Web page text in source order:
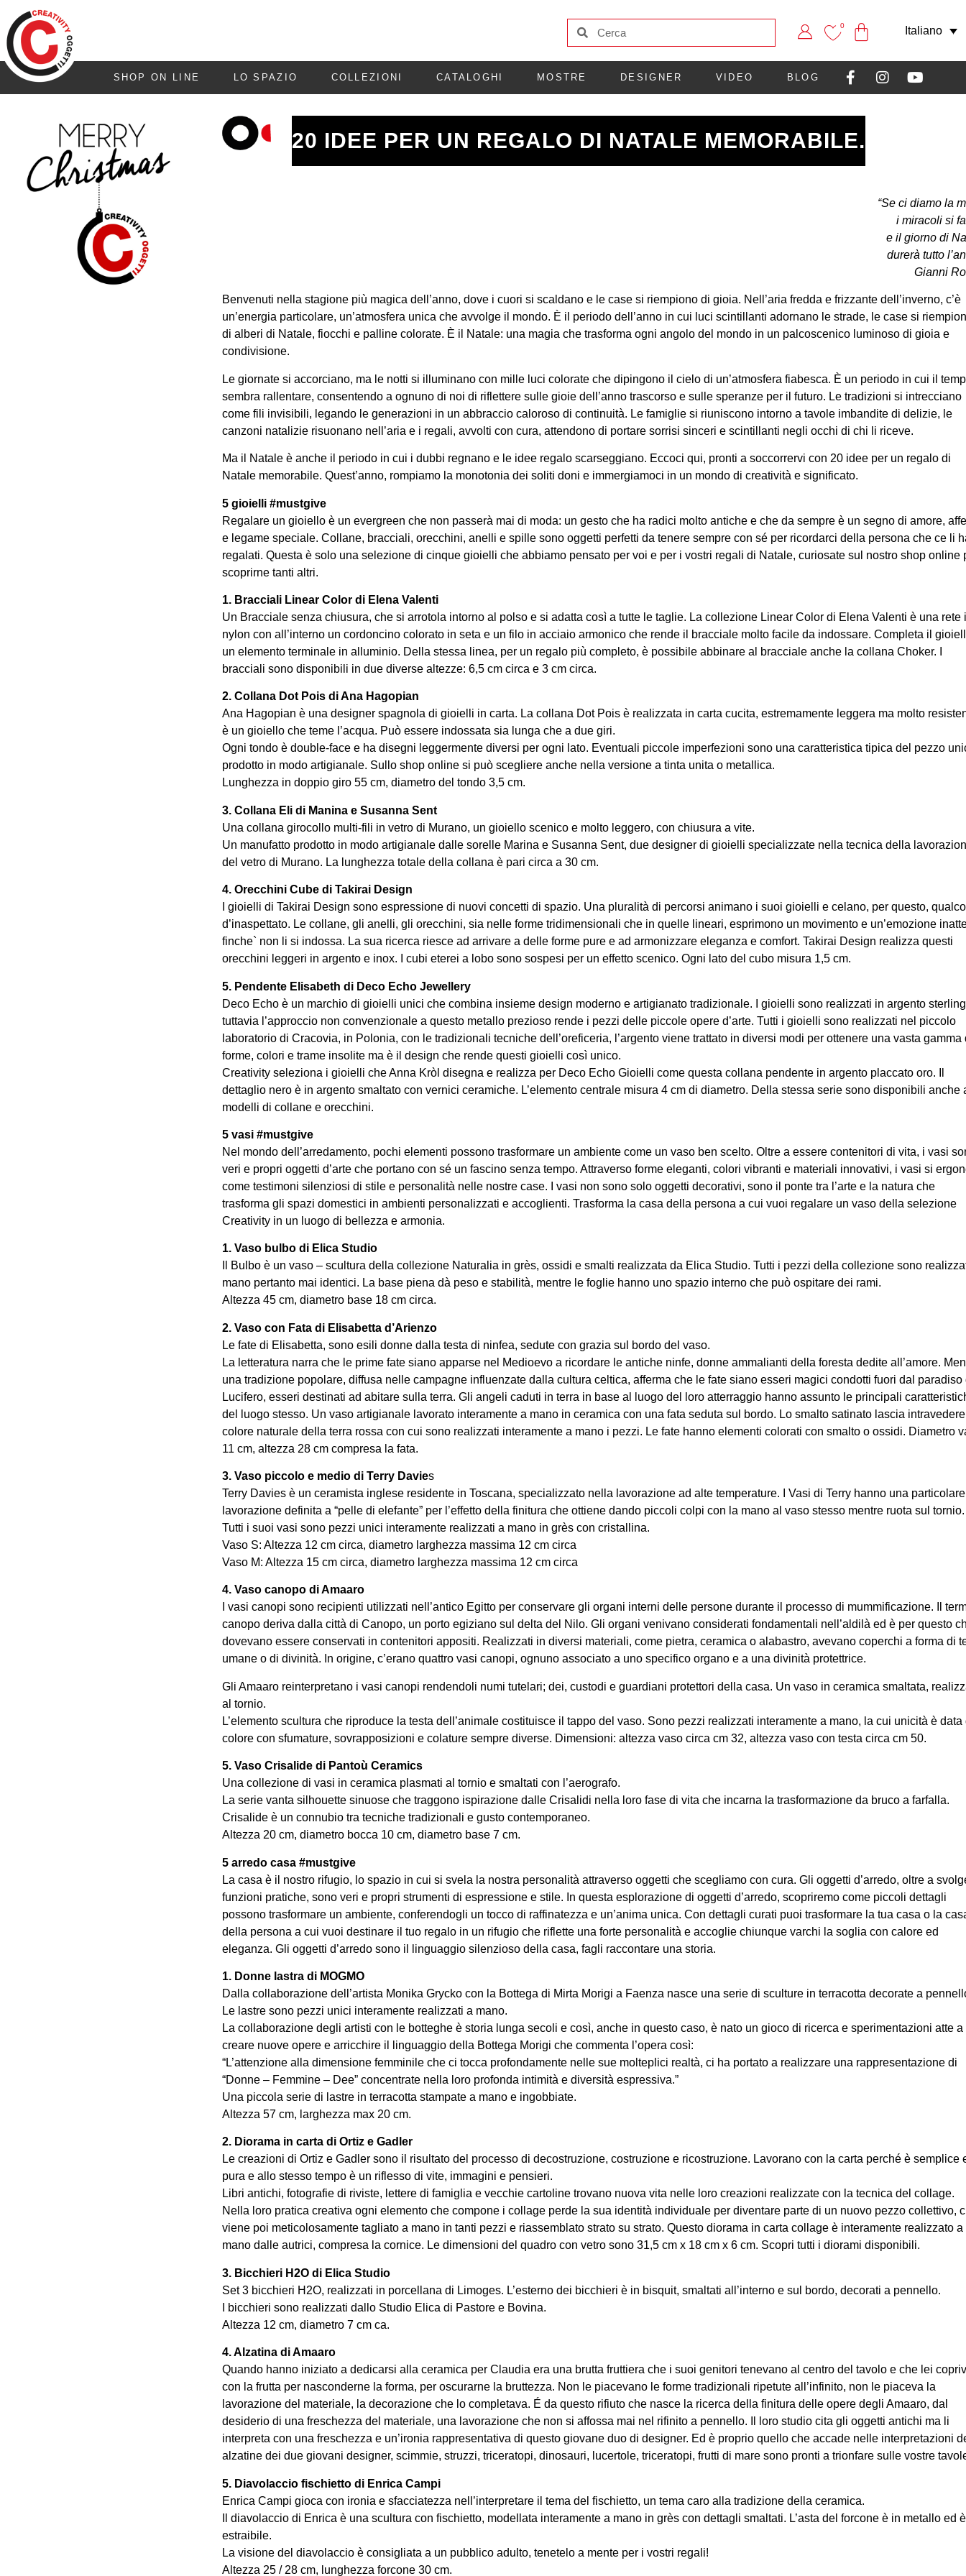
0 Italiano
SHOP ON LINE LO SPAZIO COLLEZIONI CATALOGHI MOSTRE DESIGNER VIDEO BLOG
20 IDEE PER UN REGALO DI NATALE MEMORABILE.
“Se ci diamo la
i miracoli si
e il giorno di
durerà tutto
Gianni
Benvenuti nella stagione più magica dell’anno, dove i cuori si scaldano e le case si riempiono di gioia. Nell’aria fredda e frizzante dell’inverno, c’è
un’energia particolare, un’atmosfera unica che avvolge il mondo. È il periodo dell’anno in cui luci scintillanti adornano le strade, le case si
di alberi di Natale, fiocchi e palline colorate. È il Natale: una magia che trasforma ogni angolo del mondo in un palcoscenico luminoso di gioia e
condivisione.
Le giornate si accorciano, ma le notti si illuminano con mille luci colorate che dipingono il cielo di un’atmosfera fiabesca. È un periodo in cui il
sembra rallentare, consentendo a ognuno di noi di riflettere sulle gioie dell’anno trascorso e sulle speranze per il futuro. Le tradizioni si intrecciano
come fili invisibili, legando le generazioni in un abbraccio caloroso di continuità. Le famiglie si riuniscono intorno a tavole imbandite di delizie, le
canzoni natalizie risuonano nell’aria e i regali, avvolti con cura, attendono di portare sorrisi sinceri e scintillanti negli occhi di chi li riceve.
Ma il Natale è anche il periodo in cui i dubbi regnano e le idee regalo scarseggiano. Eccoci qui, pronti a soccorrervi con 20 idee per un regalo di
Natale memorabile. Quest’anno, rompiamo la monotonia dei soliti doni e immergiamoci in un mondo di creatività e significato.
5 gioielli #mustgive
Regalare un gioiello è un evergreen che non passerà mai di moda: un gesto che ha radici molto antiche e che da sempre è un segno di amore,
e legame speciale. Collane, bracciali, orecchini, anelli e spille sono oggetti perfetti da tenere sempre con sé per ricordarci della persona che ce li
regalati. Questa è solo una selezione di cinque gioielli che abbiamo pensato per voi e per i vostri regali di Natale, curiosate sul nostro shop online
scoprirne tanti altri.
1. Bracciali Linear Color di Elena Valenti
Un Bracciale senza chiusura, che si arrotola intorno al polso e si adatta così a tutte le taglie. La collezione Linear Color di Elena Valenti è una rete
nylon con all’interno un cordoncino colorato in seta e un filo in acciaio armonico che rende il bracciale molto facile da indossare. Completa il
un elemento terminale in alluminio. Della stessa linea, per un regalo più completo, è possibile abbinare al bracciale anche la collana Choker. I
bracciali sono disponibili in due diverse altezze: 6,5 cm circa e 3 cm circa.
2. Collana Dot Pois di Ana Hagopian
Ana Hagopian è una designer spagnola di gioielli in carta. La collana Dot Pois è realizzata in carta cucita, estremamente leggera ma molto
è un gioiello che teme l’acqua. Può essere indossata sia lunga che a due giri.
Ogni tondo è double-face e ha disegni leggermente diversi per ogni lato. Eventuali piccole imperfezioni sono una caratteristica tipica del pezzo
prodotto in modo artigianale. Sullo shop online si può scegliere anche nella versione a tinta unita o metallica.
Lunghezza in doppio giro 55 cm, diametro del tondo 3,5 cm.
3. Collana Eli di Manina e Susanna Sent
Una collana girocollo multi-fili in vetro di Murano, un gioiello scenico e molto leggero, con chiusura a vite.
Un manufatto prodotto in modo artigianale dalle sorelle Marina e Susanna Sent, due designer di gioielli specializzate nella tecnica della
del vetro di Murano. La lunghezza totale della collana è pari circa a 30 cm.
4. Orecchini Cube di Takirai Design
I gioielli di Takirai Design sono espressione di nuovi concetti di spazio. Una pluralità di percorsi animano i suoi gioielli e celano, per questo,
d’inaspettato. Le collane, gli anelli, gli orecchini, sia nelle forme tridimensionali che in quelle lineari, esprimono un movimento e un’emozione
finche` non li si indossa. La sua ricerca riesce ad arrivare a delle forme pure e ad armonizzare eleganza e comfort. Takirai Design realizza questi
orecchini leggeri in argento e inox. I cubi eterei a lobo sono sospesi per un effetto scenico. Ogni lato del cubo misura 1,5 cm.
5. Pendente Elisabeth di Deco Echo Jewellery
Deco Echo è un marchio di gioielli unici che combina insieme design moderno e artigianato tradizionale. I gioielli sono realizzati in argento
tuttavia l’approccio non convenzionale a questo metallo prezioso rende i pezzi delle piccole opere d’arte. Tutti i gioielli sono realizzati nel piccolo
laboratorio di Cracovia, in Polonia, con le tradizionali tecniche dell’oreficeria, l’argento viene trattato in diversi modi per ottenere una vasta gamma
forme, colori e trame insolite ma è il design che rende questi gioielli così unico.
Creativity seleziona i gioielli che Anna Kròl disegna e realizza per Deco Echo Gioielli come questa collana pendente in argento placcato oro. Il
dettaglio nero è in argento smaltato con vernici ceramiche. L’elemento centrale misura 4 cm di diametro. Della stessa serie sono disponibili anche
modelli di collane e orecchini.
5 vasi #mustgive
Nel mondo dell’arredamento, pochi elementi possono trasformare un ambiente come un vaso ben scelto. Oltre a essere contenitori di vita, i vasi
veri e propri oggetti d’arte che portano con sé un fascino senza tempo. Attraverso forme eleganti, colori vibranti e materiali innovativi, i vasi si
come testimoni silenziosi di stile e personalità nelle nostre case. I vasi non sono solo oggetti decorativi, sono il ponte tra l’arte e la natura che
trasforma gli spazi domestici in ambienti personalizzati e accoglienti. Trasforma la casa della persona a cui vuoi regalare un vaso della selezione
Creativity in un luogo di bellezza e armonia.
1. Vaso bulbo di Elica Studio
Il Bulbo è un vaso – scultura della collezione Naturalia in grès, ossidi e smalti realizzata da Elica Studio. Tutti i pezzi della collezione sono
mano pertanto mai identici. La base piena dà peso e stabilità, mentre le foglie hanno uno spazio interno che può ospitare dei rami.
Altezza 45 cm, diametro base 18 cm circa.
2. Vaso con Fata di Elisabetta d’Arienzo
Le fate di Elisabetta, sono esili donne dalla testa di ninfea, sedute con grazia sul bordo del vaso.
La letteratura narra che le prime fate siano apparse nel Medioevo a ricordare le antiche ninfe, donne ammalianti della foresta dedite all’amore.
una tradizione popolare, diffusa nelle campagne influenzate dalla cultura celtica, afferma che le fate siano esseri magici condotti fuori dal paradiso
Lucifero, esseri destinati ad abitare sulla terra. Gli angeli caduti in terra in base al luogo del loro atterraggio hanno assunto le principali
del luogo stesso. Un vaso artigianale lavorato interamente a mano in ceramica con una fata seduta sul bordo. Lo smalto satinato lascia
colore naturale della terra rossa con cui sono realizzati interamente a mano i pezzi. Le fate hanno elementi colorati con smalto o ossidi. Diametro
11 cm, altezza 28 cm compresa la fata.
3. Vaso piccolo e medio di Terry Davies
Terry Davies è un ceramista inglese residente in Toscana, specializzato nella lavorazione ad alte temperature. I Vasi di Terry hanno una particolare
lavorazione definita a “pelle di elefante” per l’effetto della finitura che ottiene dando piccoli colpi con la mano al vaso stesso mentre ruota sul tornio.
Tutti i suoi vasi sono pezzi unici interamente realizzati a mano in grès con cristallina.
Vaso S: Altezza 12 cm circa, diametro larghezza massima 12 cm circa
Vaso M: Altezza 15 cm circa, diametro larghezza massima 12 cm circa
4. Vaso canopo di Amaaro
I vasi canopi sono recipienti utilizzati nell’antico Egitto per conservare gli organi interni delle persone durante il processo di mummificazione. Il
canopo deriva dalla città di Canopo, un porto egiziano sul delta del Nilo. Gli organi venivano considerati fondamentali nell’aldilà ed è per questo
dovevano essere conservati in contenitori appositi. Realizzati in diversi materiali, come pietra, ceramica o alabastro, avevano coperchi a forma di
umane o di divinità. In origine, c’erano quattro vasi canopi, ognuno associato a uno specifico organo e a una divinità protettrice.
Gli Amaaro reinterpretano i vasi canopi rendendoli numi tutelari; dei, custodi e guardiani protettori della casa. Un vaso in ceramica smaltata,
al tornio.
L’elemento scultura che riproduce la testa dell’animale costituisce il tappo del vaso. Sono pezzi realizzati interamente a mano, la cui unicità è data
colore con sfumature, sovrapposizioni e colature sempre diverse. Dimensioni: altezza vaso circa cm 32, altezza vaso con testa circa cm 50.
5. Vaso Crisalide di Pantoù Ceramics
Una collezione di vasi in ceramica plasmati al tornio e smaltati con l’aerografo.
La serie vanta silhouette sinuose che traggono ispirazione dalle Crisalidi nella loro fase di vita che incarna la trasformazione da bruco a farfalla.
Crisalide è un connubio tra tecniche tradizionali e gusto contemporaneo.
Altezza 20 cm, diametro bocca 10 cm, diametro base 7 cm.
5 arredo casa #mustgive
La casa è il nostro rifugio, lo spazio in cui si svela la nostra personalità attraverso oggetti che scegliamo con cura. Gli oggetti d’arredo, oltre a
funzioni pratiche, sono veri e propri strumenti di espressione e stile. In questa esplorazione di oggetti d’arredo, scopriremo come piccoli dettagli
possono trasformare un ambiente, conferendogli un tocco di raffinatezza e un’anima unica. Con dettagli curati puoi trasformare la tua casa o la
della persona a cui vuoi destinare il tuo regalo in un rifugio che riflette una forte personalità e accoglie chiunque varchi la soglia con calore ed
eleganza. Gli oggetti d’arredo sono il linguaggio silenzioso della casa, fagli raccontare una storia.
1. Donne lastra di MOGMO
Dalla collaborazione dell’artista Monika Grycko con la Bottega di Mirta Morigi a Faenza nasce una serie di sculture in terracotta decorate a
Le lastre sono pezzi unici interamente realizzati a mano.
La collaborazione degli artisti con le botteghe è storia lunga secoli e così, anche in questo caso, è nato un gioco di ricerca e sperimentazioni atte a
creare nuove opere e arricchire il linguaggio della Bottega Morigi che commenta l’opera così:
“L’attenzione alla dimensione femminile che ci tocca profondamente nelle sue molteplici realtà, ci ha portato a realizzare una rappresentazione di
“Donne – Femmine – Dee” concentrate nella loro profonda intimità e diversità espressiva.”
Una piccola serie di lastre in terracotta stampate a mano e ingobbiate.
Altezza 57 cm, larghezza max 20 cm.
2. Diorama in carta di Ortiz e Gadler
Le creazioni di Ortiz e Gadler sono il risultato del processo di decostruzione, costruzione e ricostruzione. Lavorano con la carta perché è semplice
pura e allo stesso tempo è un riflesso di vite, immagini e pensieri.
Libri antichi, fotografie di riviste, lettere di famiglia e vecchie cartoline trovano nuova vita nelle loro creazioni realizzate con la tecnica del collage.
Nella loro pratica creativa ogni elemento che compone i collage perde la sua identità individuale per diventare parte di un nuovo pezzo collettivo,
viene poi meticolosamente tagliato a mano in tanti pezzi e riassemblato strato su strato. Questo diorama in carta collage è interamente realizzato a
mano dalle autrici, compresa la cornice. Le dimensioni del quadro con vetro sono 31,5 cm x 18 cm x 6 cm. Scopri tutti i diorami disponibili.
3. Bicchieri H2O di Elica Studio
Set 3 bicchieri H2O, realizzati in porcellana di Limoges. L’esterno dei bicchieri è in bisquit, smaltati all’interno e sul bordo, decorati a pennello.
I bicchieri sono realizzati dallo Studio Elica di Pastore e Bovina.
Altezza 12 cm, diametro 7 cm ca.
4. Alzatina di Amaaro
Quando hanno iniziato a dedicarsi alla ceramica per Claudia era una brutta fruttiera che i suoi genitori tenevano al centro del tavolo e che lei
con la frutta per nasconderne la forma, per oscurarne la bruttezza. Non le piacevano le forme tradizionali ripetute all’infinito, non le piaceva la
lavorazione del materiale, la decorazione che lo completava. É da questo rifiuto che nasce la ricerca della finitura delle opere degli Amaaro, dal
desiderio di una freschezza del materiale, una lavorazione che non si affossa mai nel rifinito a pennello. Il loro studio cita gli oggetti antichi ma li
interpreta con una freschezza e un’ironia rappresentativa di questo giovane duo di designer. Ed è proprio quello che accade nelle interpretazioni
alzatine dei due giovani designer, scimmie, struzzi, triceratopi, dinosauri, lucertole, triceratopi, frutti di mare sono pronti a trionfare sulle vostre
5. Diavolaccio fischietto di Enrica Campi
Enrica Campi gioca con ironia e sfacciatezza nell’interpretare il tema del fischietto, un tema caro alla tradizione della ceramica.
Il diavolaccio di Enrica è una scultura con fischietto, modellata interamente a mano in grès con dettagli smaltati. L’asta del forcone è in metallo ed è
estraibile.
La visione del diavolaccio è consigliata a un pubblico adulto, tenetelo a mente per i vostri regali!
Altezza 25 / 28 cm, lunghezza forcone 30 cm.